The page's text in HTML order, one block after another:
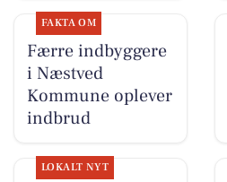
FAKTA OM
Færre indbyggere
i Næstved
Kommune oplever
indbrud
LOKALT NYT